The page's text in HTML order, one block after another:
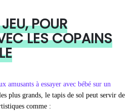
POUR
LES COPAINS
amusants à essayer avec bébé sur un
plus grands, le tapis de sol peut servir de
comme :